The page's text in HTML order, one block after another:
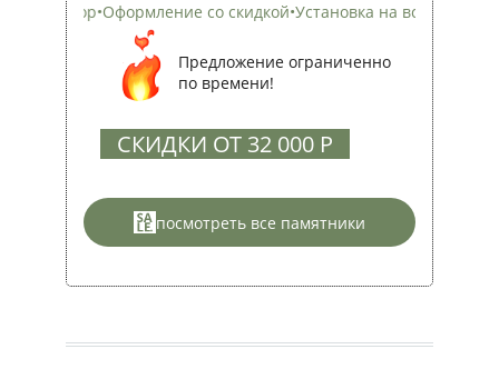
Оформление со скидкой •Установка на всех кладбищах
Предложение ограниченно
по времени!
СКИДКИ ОТ 32 000 Р
посмотреть все памятники